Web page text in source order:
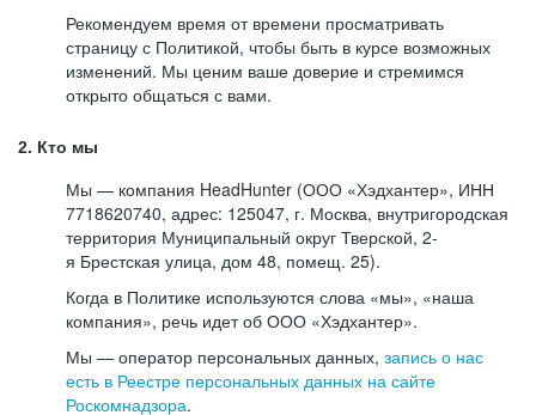
Рекомендуем время от времени просматривать
страницу с Политикой, чтобы быть в курсе возможных
изменений. Мы ценим ваше доверие и стремимся
открыто общаться с вами.
2. Кто мы
Мы — компания HeadHunter (ООО «Хэдхантер», ИНН
7718620740, адрес: 125047, г. Москва, внутригородская
территория Муниципальный округ Тверской, 2-
я Брестская улица, дом 48, помещ. 25).
Когда в Политике используются слова «мы», «наша
компания», речь идет об ООО «Хэдхантер».
Мы — оператор персональных данных, запись о нас
есть в Реестре персональных данных на сайте
Роскомнадзора.